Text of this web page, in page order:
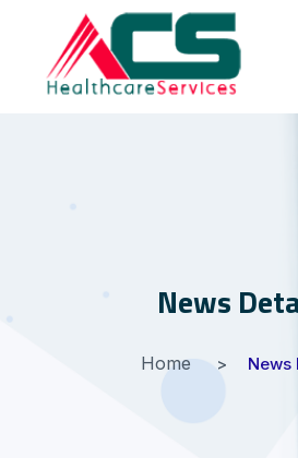
News
Home News